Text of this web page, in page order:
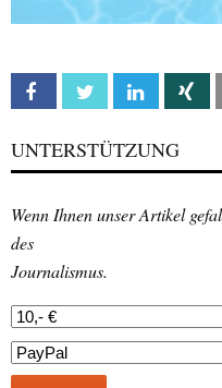
Facebook Twitter Linkedin
UNTERSTÜTZUNG
Wenn Ihnen unser Artikel
des
Journalismus.